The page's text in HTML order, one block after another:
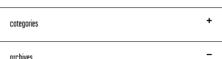
だもんでほぼほぼ一発勝負の
本日の装い。
スタイリストチーム（杉ちゃん＆山ちゃん）に
at CLUB CITTA’ 神奈川
categories